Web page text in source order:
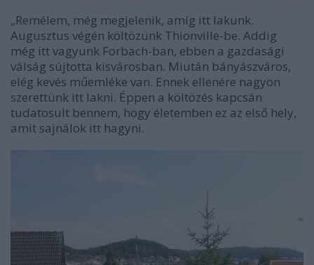
„Remélem, még megjelenik, amíg itt lakunk.
Augusztus végén költözünk Thionville-be. Addig
még itt vagyunk Forbach-ban, ebben a gazdasági
válság sújtotta kisvárosban. Miután bányászváros,
elég kevés műemléke van. Ennek ellenére nagyon
szerettünk itt lakni. Éppen a költözés kapcsán
tudatosult bennem, hogy életemben ez az első hely,
amit sajnálok itt hagyni.